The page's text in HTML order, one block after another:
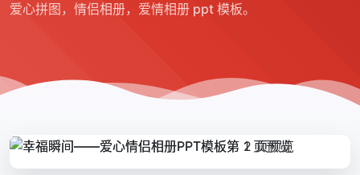
爱心拼图，情侣相册，爱情相册 ppt 模板。